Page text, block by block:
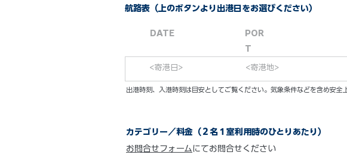
航路表（上のボタンより出港日をお選びください）
DATE
POR
T
<寄港日> <寄港地>
出港時刻、入港時刻は目安としてご覧ください。気象条件などを含め安全
カテゴリー／料金（２名１室利用時のひとりあたり）
お問合せフォームにてお問合せください